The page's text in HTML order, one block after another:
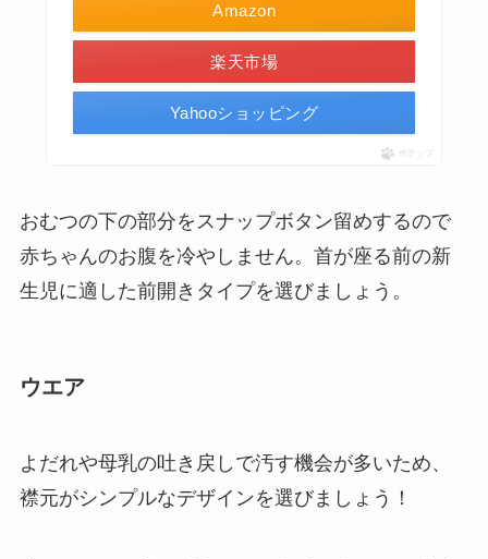
Amazon
楽天市場
Yahooショッピング
ポチップ
おむつの下の部分をスナップボタン留めするので
赤ちゃんのお腹を冷やしません。首が座る前の新
生児に適した前開きタイプを選びましょう。
ウエア
よだれや母乳の吐き戻しで汚す機会が多いため、
襟元がシンプルなデザインを選びましょう！